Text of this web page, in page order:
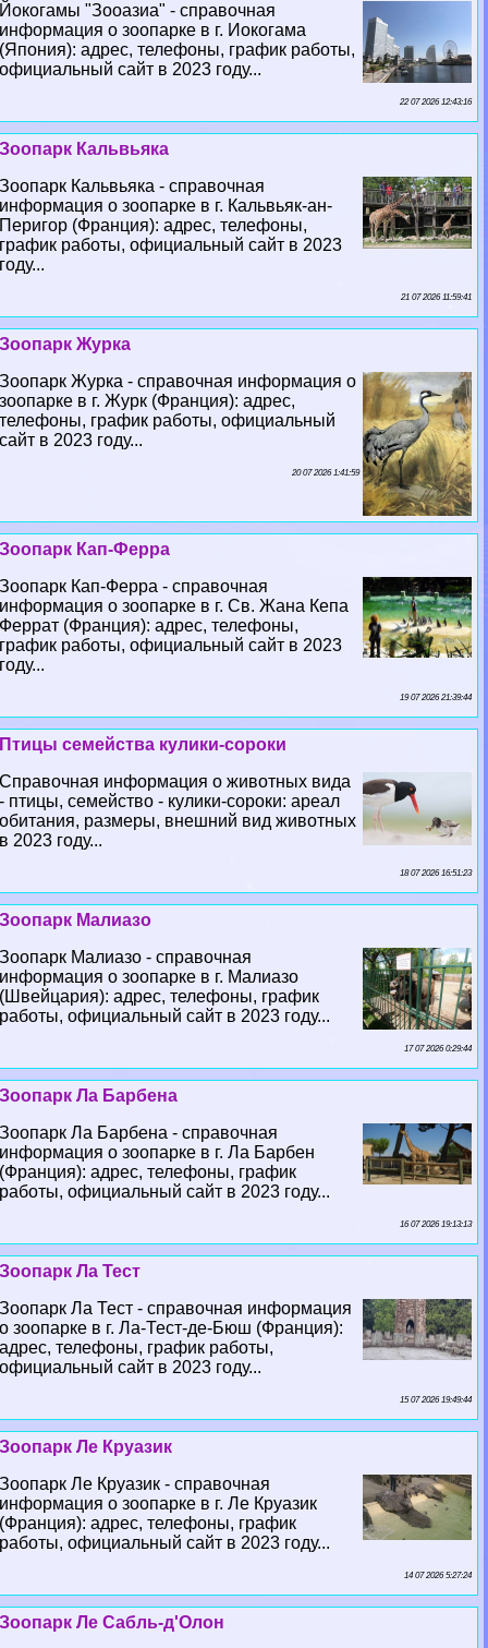
Йокогамы "Зооазиа" - справочная
информация о зоопарке в г. Иокогама
(Япония): адрес, телефоны, график работы,
официальный сайт в 2023 году...
22 07 2026 12:43:16
Зоопарк Кальвьяка
Зоопарк Кальвьяка - справочная
информация о зоопарке в г. Кальвьяк-ан-
Перигор (Франция): адрес, телефоны,
график работы, официальный сайт в 2023
году...
21 07 2026 11:59:41
Зоопарк Журка
Зоопарк Журка - справочная информация о
зоопарке в г. Журк (Франция): адрес,
телефоны, график работы, официальный
сайт в 2023 году...
20 07 2026 1:41:59
Зоопарк Кап-Ферра
Зоопарк Кап-Ферра - справочная
информация о зоопарке в г. Св. Жана Кепа
Феррат (Франция): адрес, телефоны,
график работы, официальный сайт в 2023
году...
19 07 2026 21:39:44
Птицы семейства кулики-сороки
Справочная информация о животных вида
- птицы, семейство - кулики-сороки: ареал
обитания, размеры, внешний вид животных
в 2023 году...
18 07 2026 16:51:23
Зоопарк Малиазо
Зоопарк Малиазо - справочная
информация о зоопарке в г. Малиазо
(Швейцария): адрес, телефоны, график
работы, официальный сайт в 2023 году...
17 07 2026 0:29:44
Зоопарк Ла Барбена
Зоопарк Ла Барбена - справочная
информация о зоопарке в г. Ла Барбен
(Франция): адрес, телефоны, график
работы, официальный сайт в 2023 году...
16 07 2026 19:13:13
Зоопарк Ла Тест
Зоопарк Ла Тест - справочная информация
о зоопарке в г. Ла-Тест-де-Бюш (Франция):
адрес, телефоны, график работы,
официальный сайт в 2023 году...
15 07 2026 19:49:44
Зоопарк Ле Круазик
Зоопарк Ле Круазик - справочная
информация о зоопарке в г. Ле Круазик
(Франция): адрес, телефоны, график
работы, официальный сайт в 2023 году...
14 07 2026 5:27:24
Зоопарк Ле Сабль-д'Олон